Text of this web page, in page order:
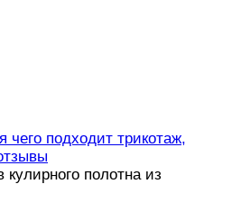
чего подходит трикотаж,
полотна из